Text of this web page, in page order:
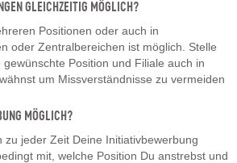
GLEICHZEITIG MÖGLICH?
Positionen oder auch in
oder Zentralbereichen ist möglich. Stelle
Position und Filiale auch in
um Missverständnisse zu vermeiden
MÖGLICH?
zu jeder Zeit Deine Initiativbewerbung
mit, welche Position Du anstrebst und